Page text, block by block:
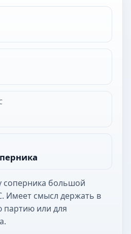
соперника большой
Имеет смысл держать в
партию или для